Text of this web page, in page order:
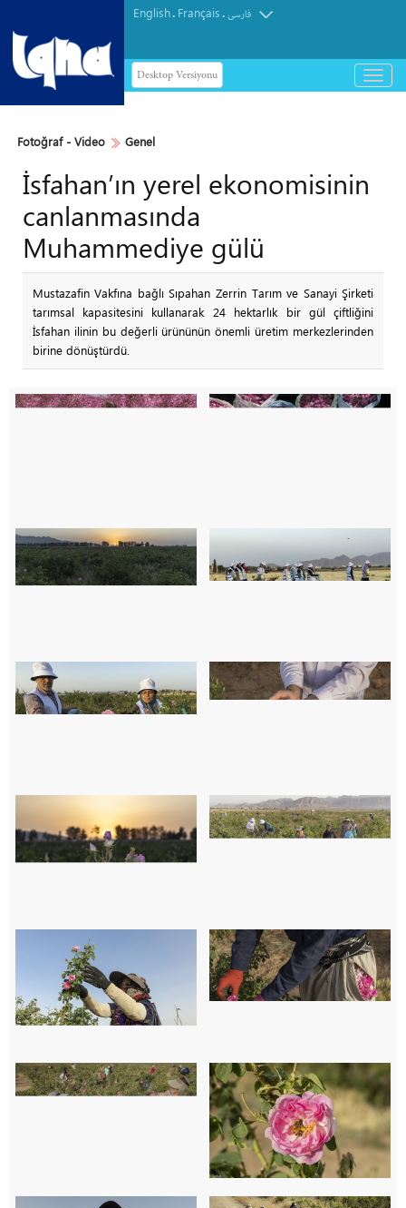
English. Français.فارسی
Desktop Versiyonu
باز
و
Fotoğraf - Video Genel
İsfahan’ın yerel ekonomisinin
canlanmasında
Muhammediye gülü
Mustazafin Vakfına bağlı Sıpahan Zerrin Tarım ve Sanayi Şirketi
tarımsal kapasitesini kullanarak 24 hektarlık bir gül çiftliğini
İsfahan ilinin bu değerli ürününün önemli üretim merkezlerinden
birine dönüştürdü.